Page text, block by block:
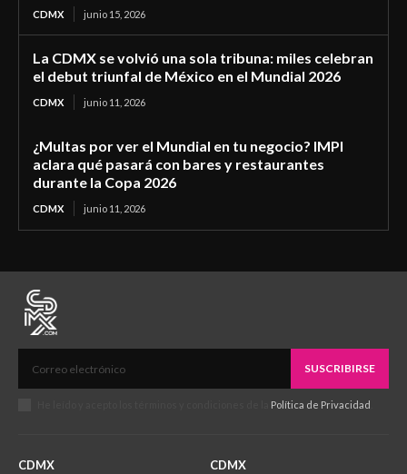
CDMX junio 15, 2026
La CDMX se volvió una sola tribuna: miles celebran
el debut triunfal de México en el Mundial 2026
CDMX junio 11, 2026
¿Multas por ver el Mundial en tu negocio? IMPI
aclara qué pasará con bares y restaurantes
durante la Copa 2026
CDMX junio 11, 2026
SUSCRIBIRSE
Política de Privacidad
CDMX CDMX